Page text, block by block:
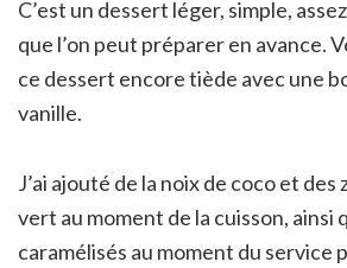
C’est un dessert léger, simple,
que l’on peut préparer en avance.
ce dessert encore tiède avec une
vanille.
J’ai ajouté de la noix de coco et
vert au moment de la cuisson, ainsi
caramélisés au moment du service